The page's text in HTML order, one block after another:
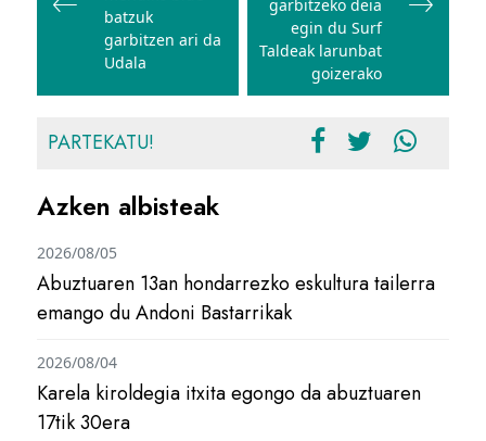
batzuk
garbitzen ari da
Udala
garbitzeko deia
egin du Surf
Taldeak larunbat
goizerako
PARTEKATU!
Azken albisteak
Abuztuaren 13an hondarrezko eskultura tailerra
emango du Andoni Bastarrikak
2026/08/05
Karela kiroldegia itxita egongo da abuztuaren
17tik 30era
2026/08/04